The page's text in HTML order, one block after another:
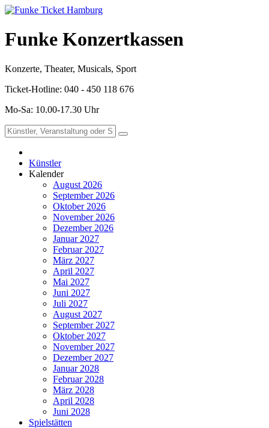
Funke Konzertkassen
Konzerte, Theater, Musicals, Sport
Ticket-Hotline: 040 - 450 118 676
Mo-Sa: 10.00-17.30 Uhr
Künstler
Kalender
August 2026
September 2026
Oktober 2026
November 2026
Dezember 2026
Januar 2027
Februar 2027
März 2027
April 2027
Mai 2027
Juni 2027
Juli 2027
August 2027
September 2027
Oktober 2027
November 2027
Dezember 2027
Januar 2028
Februar 2028
März 2028
April 2028
Juni 2028
Spielstätten